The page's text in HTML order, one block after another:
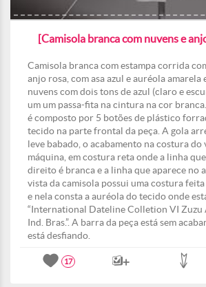
[Camisola branca com nuvens e
Camisola branca com estampa corrida
anjo rosa, com asa azul e auréola amarela
nuvens com dois tons de azul (claro e
um um passa-fita na cintura na cor
é composto por 5 botões de plástico
tecido na parte frontal da peça. A gola
leve babado, o acabamento na costura do
máquina, em costura reta onde a linha
direito é branca e a linha que aparece no
vista da camisola possui uma costura
e nela consta a auréola do tecido onde
“International Dateline Colletion VI Zuzu
Ind. Bras.”. A barra da peça está sem
está desfiando.
17